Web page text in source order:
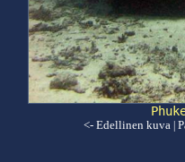
<- Edellinen kuva